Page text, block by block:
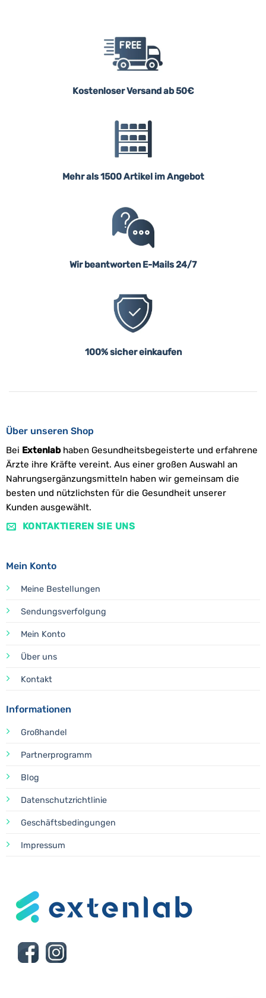
Kostenloser Versand ab 50€
Mehr als 1500 Artikel im Angebot
Wir beantworten E-Mails 24/7
100% sicher einkaufen
Über unseren Shop
Bei Extenlabhaben Gesundheitsbegeisterte und erfahrene
Ärzte ihre Kräfte vereint. Aus einer großen Auswahl an
Nahrungsergänzungsmitteln haben wir gemeinsam die
besten und nützlichsten für die Gesundheit unserer
Kunden ausgewählt.
KONTAKTIEREN SIE UNS
Mein Konto
Meine Bestellungen
Sendungsverfolgung
Mein Konto
Über uns
Kontakt
Informationen
Großhandel
Partnerprogramm
Blog
Datenschutzrichtlinie
Geschäftsbedingungen
Impressum